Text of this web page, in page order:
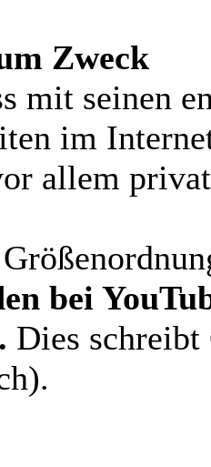
Zweck
mit seinen
im
allem
bei
Dies